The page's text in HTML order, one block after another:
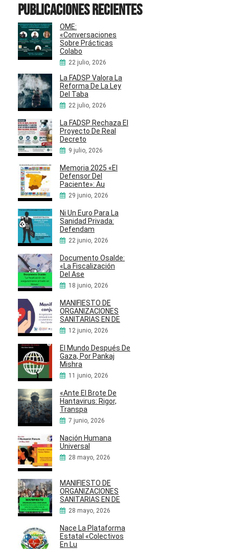
Publicaciones recientes
OME:
«Conversaciones
Sobre Prácticas
Colabo
22 julio, 2026
La FADSP Valora La
Reforma De La Ley
Del Taba
22 julio, 2026
La FADSP Rechaza El
Proyecto De Real
Decreto
9 julio, 2026
Memoria 2025 «El
Defensor Del
Paciente»: Au
29 junio, 2026
Ni Un Euro Para La
Sanidad Privada:
Defendam
22 junio, 2026
Documento Osalde:
«La Fiscalización
Del Ase
18 junio, 2026
MANIFIESTO DE
ORGANIZACIONES
SANITARIAS EN DE
12 junio, 2026
El Mundo Después De
Gaza, Por Pankaj
Mishra
11 junio, 2026
«Ante El Brote De
Hantavirus: Rigor,
Transpa
7 junio, 2026
Nación Humana
Universal
28 mayo, 2026
MANIFIESTO DE
ORGANIZACIONES
SANITARIAS EN DE
28 mayo, 2026
Nace La Plataforma
Estatal «Colectivos
En Lu